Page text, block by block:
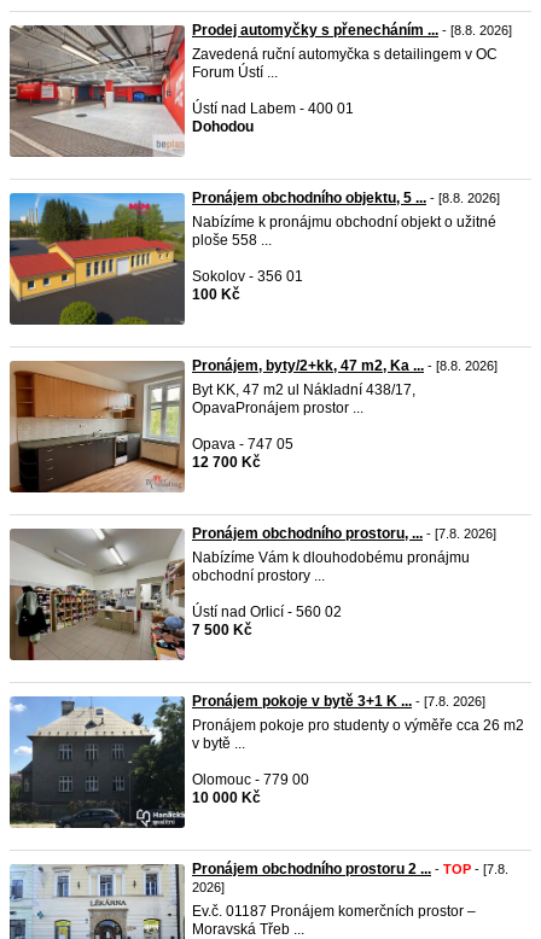
Prodej automyčky s přenecháním ... - [8.8. 2026]
Zavedená ruční automyčka s detailingem v OC
Forum Ústí ...
Ústí nad Labem - 400 01
Dohodou
Pronájem obchodního objektu, 5 ... - [8.8. 2026]
Nabízíme k pronájmu obchodní objekt o užitné
ploše 558 ...
Sokolov - 356 01
100 Kč
Pronájem, byty/2+kk, 47 m2, Ka ... - [8.8. 2026]
Byt KK, 47 m2 ul Nákladní 438/17,
OpavaPronájem prostor ...
Opava - 747 05
12 700 Kč
Pronájem obchodního prostoru, ... - [7.8. 2026]
Nabízíme Vám k dlouhodobému pronájmu
obchodní prostory ...
Ústí nad Orlicí - 560 02
7 500 Kč
Pronájem pokoje v bytě 3+1 K ... - [7.8. 2026]
Pronájem pokoje pro studenty o výměře cca 26 m2
v bytě ...
Olomouc - 779 00
10 000 Kč
Pronájem obchodního prostoru 2 ... - TOP - [7.8.
2026]
Ev.č. 01187 Pronájem komerčních prostor –
Moravská Třeb ...